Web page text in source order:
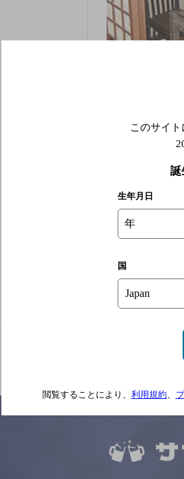
このサイト
誕
生年月日
年
国
閲覧することにより、 利用規約